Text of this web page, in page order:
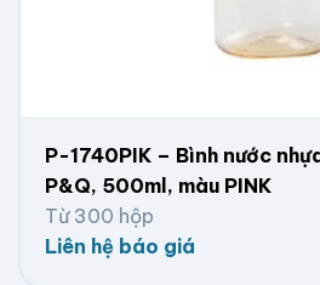
P-1740PIK – Bình nước
P&Q, 500ml, màu PINK
Từ 300 hộp
Liên hệ báo giá